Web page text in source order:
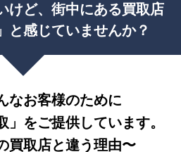
けど、街中にある買取店
と感じていませんか？
なお客様のために
」をご提供しています。
買取店と違う理由〜